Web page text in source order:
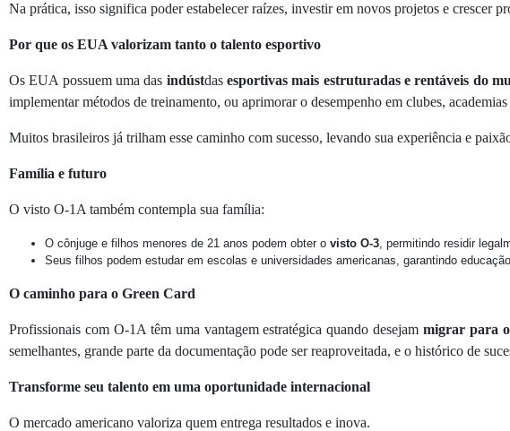
Na prática, isso significa poder estabelecer raízes, investir em novos projetos e crescer
Por que os EUA valorizam tanto o talento esportivo
Os EUA possuem uma das indústdasesportivas mais estruturadas e rentáveis do
implementar métodos de treinamento, ou aprimorar o desempenho em clubes,
Muitos brasileiros já trilham esse caminho com sucesso, levando sua experiência e
Família e futuro
O visto O-1A também contempla sua família:
O cônjuge e filhos menores de 21 anos podem obter o visto O-3, permitindo residir
Seus filhos podem estudar em escolas e universidades americanas, garantindo
O caminho para o Green Card
Profissionais com O-1A têm uma vantagem estratégica quando desejammigrar para
semelhantes, grande parte da documentação pode ser reaproveitada, e o histórico de
Transforme seu talento em uma oportunidade internacional
O mercado americano valoriza quem entrega resultados e inova.